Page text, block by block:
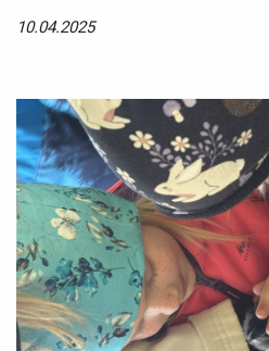
10.04.2025